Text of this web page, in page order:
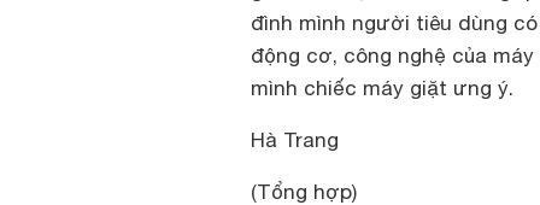
đình mình người tiêu dùng
động cơ, công nghệ của
mình chiếc máy giặt ưng ý.
Hà Trang
(Tổng hợp)